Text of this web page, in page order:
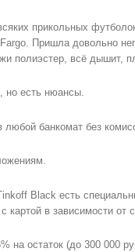
прикольных
Пришла довольно
полиэстер, всё дышит,
но есть нюансы.
любой банкомат без
Black есть
картой в зависимости от
на остаток (до 300 000